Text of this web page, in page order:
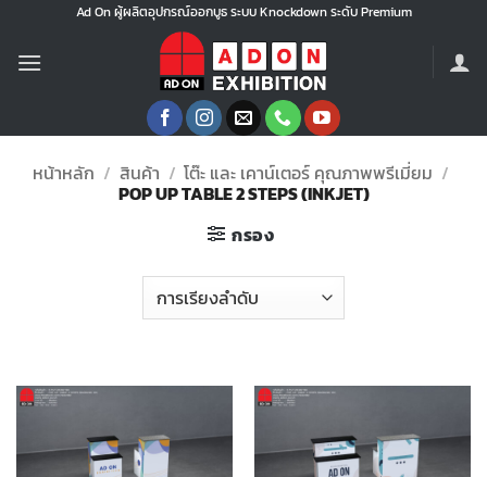
ยัง
Ad On ผู้ผลิตอุปกรณ์ออกบูธ ระบบ Knockdown ระดับ Premium
หน้าหลัก / สินค้า / โต๊ะ และ เคาน์เตอร์ คุณภาพพรีเมี่ยม /
POP UP TABLE 2 STEPS (INKJET)
กรอง